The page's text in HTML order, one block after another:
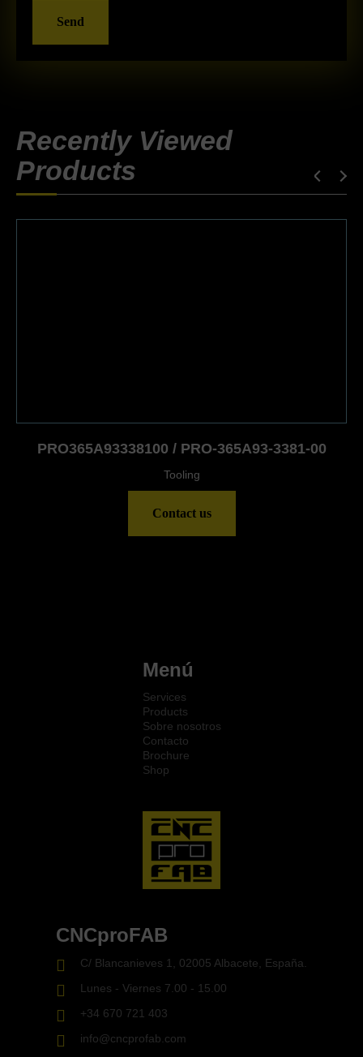
Send
Recently Viewed
Products
PRO365A93338100 / PRO-365A93-3381-00
Tooling
Contact us
Menú
Services
Products
Sobre nosotros
Contacto
Brochure
Shop
CNCproFAB
C/ Blancanieves 1, 02005 Albacete, España.
Lunes - Viernes 7.00 - 15.00
+34 670 721 403
info@cncprofab.com